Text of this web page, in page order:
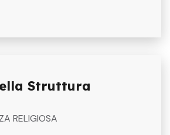
Struttura
RELIGIOSA